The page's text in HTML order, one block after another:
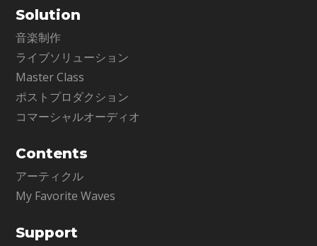
Solution
音楽制作
ライブソリューション
Master Class
ポストプロダクション
コマーシャルオーディオ
Contents
アーティクル
My Favorite Waves
Support